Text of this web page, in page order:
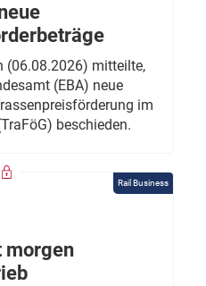
(06.08.2026) mitteilte,
(EBA) neue
im
beschieden.
Rail Business
morgen